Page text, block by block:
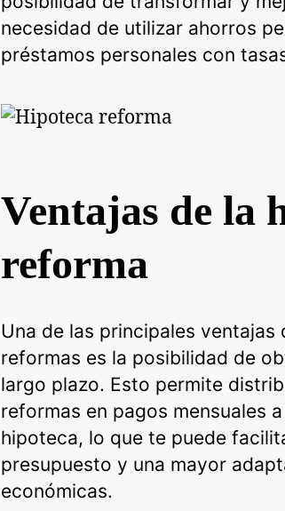
necesidad de utilizar ahorros
préstamos personales con
Ventajas de la
reforma
Una de las principales ventajas
reformas es la posibilidad de
largo plazo. Esto permite
reformas en pagos mensuales
hipoteca, lo que te puede
presupuesto y una mayor
económicas.